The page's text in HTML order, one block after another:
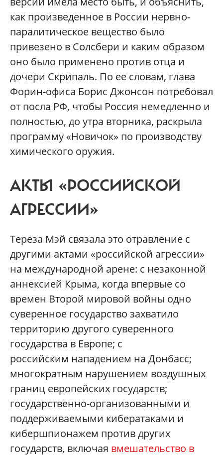
как произведенное в России нервно-
паралитическое вещество было
привезено в Солсбери и каким образом
оно было применено против отца и
дочери Скрипаль. По ее словам, глава
Форин-офиса Борис Джонсон потребовал
от посла РФ, чтобы Россия немедленно и
полностью, до утра вторника, раскрыла
программу «Новичок» по производству
химического оружия.
АКТЫ «РОССИЙСКОЙ
АГРЕССИИ»
Тереза Мэй связала это отравление с
другими актами «российской агрессии»
на международной арене: с незаконной
аннексией Крыма, когда впервые со
времен Второй мировой войны одно
суверенное государство захватило
территорию другого суверенного
государства в Европе; с
российским нападением на Донбасс;
многократным нарушением воздушных
границ европейских государств;
государственно-организованными и
поддерживаемыми кибератаками и
кибершпионажем против других
государств, включая вмешательство в